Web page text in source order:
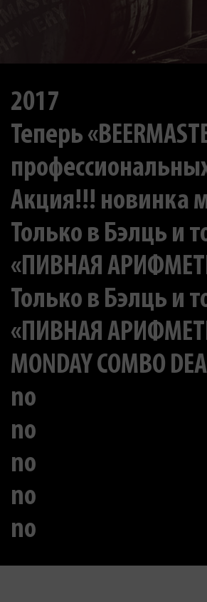
2017
Теперь
Акция!!! новинка
Только в Бэлць и
«ПИВНАЯ
Только в Бэлць и
«ПИВНАЯ
MONDAY COMBO
no
no
no
no
no